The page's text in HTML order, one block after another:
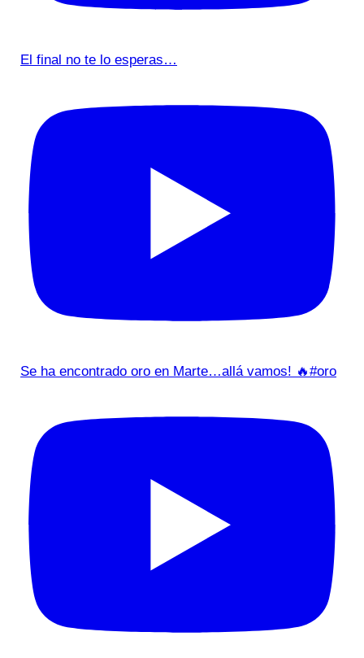
El final no te lo esperas…
Se ha encontrado oro en Marte…allá vamos! 🔥#oro